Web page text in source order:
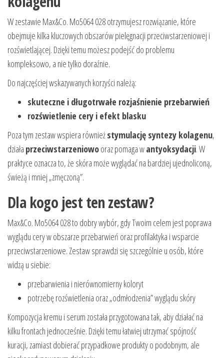
W zestawie Max&Co. Mo5064 028 otrzymujesz rozwiązanie, które
obejmuje kilka kluczowych obszarów pielęgnacji przeciwstarzeniowej i
rozświetlającej. Dzięki temu możesz podejść do problemu
kompleksowo, a nie tylko doraźnie.
Do najczęściej wskazywanych korzyści należą:
skuteczne i długotrwałe rozjaśnienie przebarwień
rozświetlenie cery i efekt blasku
Poza tym zestaw wspiera równieżstymulację syntezy kolagenu,
działa przeciwstarzeniowooraz pomaga wantyoksydacji. W
praktyce oznacza to, że skóra może wyglądać na bardziej ujednoliconą,
świeżą i mniej „zmęczoną”.
Dla kogo jest ten zestaw?
Max&Co. Mo5064 028 to dobry wybór, gdy Twoim celem jest poprawa
wyglądu cery w obszarze przebarwień oraz profilaktyka i wsparcie
przeciwstarzeniowe. Zestaw sprawdzi się szczególnie u osób, które
widzą u siebie:
przebarwienia i nierównomierny koloryt
potrzebę rozświetlenia oraz „odmłodzenia” wyglądu skóry
Kompozycja kremu i serum została przygotowana tak, aby działać na
kilku frontach jednocześnie. Dzięki temu łatwiej utrzymać spójność
kuracji, zamiast dobierać przypadkowe produkty o podobnym, ale